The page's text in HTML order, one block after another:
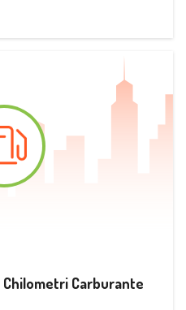
Chilometri Carburante